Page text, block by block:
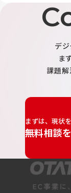
デ
ま
課題解
まずは、現状
無料相談